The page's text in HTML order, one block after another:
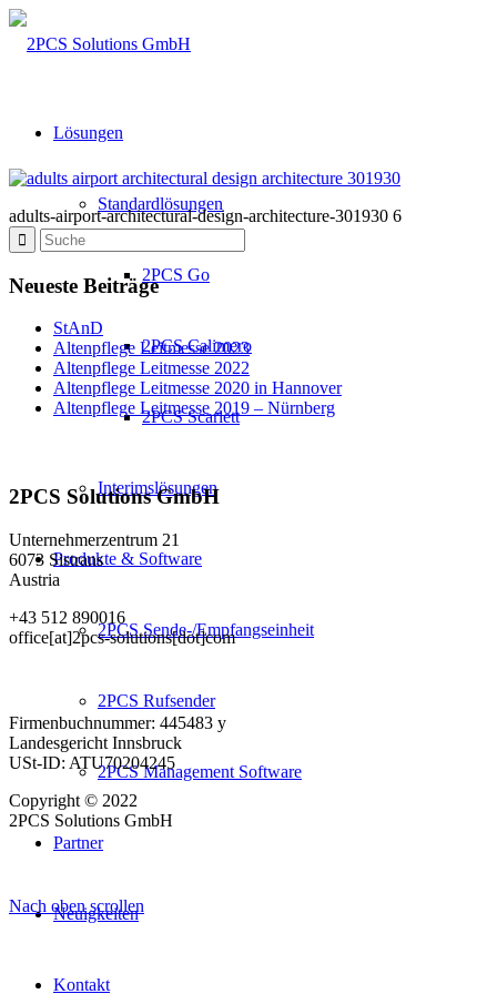
Lösungen
Standardlösungen
2PCS Go
2PCS Calimero
2PCS Scarlett
Interimslösungen
Produkte & Software
2PCS Sende-/Empfangseinheit
2PCS Rufsender
2PCS Management Software
Partner
Neuigkeiten
Kontakt
adults-airport-architectural-design-architecture-301930 6
Neueste Beiträge
StAnD
Altenpflege Leitmesse 2023
Altenpflege Leitmesse 2022
Altenpflege Leitmesse 2020 in Hannover
Altenpflege Leitmesse 2019 – Nürnberg
2PCS Solutions GmbH
Unternehmerzentrum 21
6073 Sistrans
Austria
+43 512 890016
office[at]2pcs-solutions[dot]com
Firmenbuchnummer: 445483 y
Landesgericht Innsbruck
USt-ID: ATU70204245
Copyright © 2022
2PCS Solutions GmbH
Nach oben scrollen